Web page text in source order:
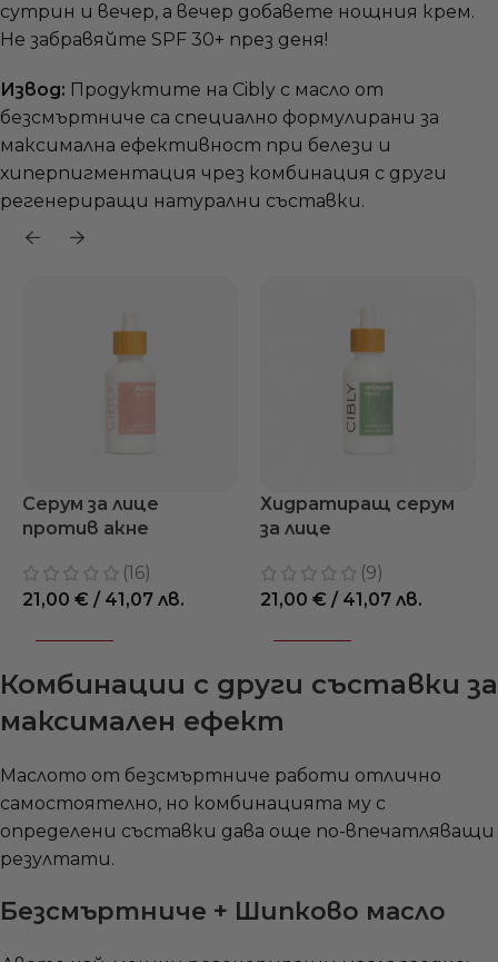
сутрин и вечер, а вечер добавете нощния крем.
Не забравяйте SPF 30+ през деня!
Извод: Продуктите на Cibly с масло от
безсмъртниче са специално формулирани за
максимална ефективност при белези и
хиперпигментация чрез комбинация с други
регенериращи натурални съставки.
Серум за лице
против акне
(16)
21,00 € / 41,07 лв.
Хидратиращ серум
за лице
(9)
21,00 € / 41,07 лв.
Комбинации с други съставки за
максимален ефект
Маслото от безсмъртниче работи отлично
самостоятелно, но комбинацията му с
определени съставки дава още по-впечатляващи
резултати.
Безсмъртниче + Шипково масло